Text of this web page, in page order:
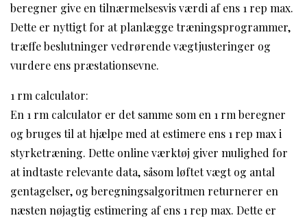
beregner give en tilnærmelsesvis værdi af ens 1 rep max.
Dette er nyttigt for at planlægge træningsprogrammer,
træffe beslutninger vedrørende vægtjusteringer og
vurdere ens præstationsevne.
1 rm calculator:
En 1 rm calculator er det samme som en 1 rm beregner
og bruges til at hjælpe med at estimere ens 1 rep max i
styrketræning. Dette online værktøj giver mulighed for
at indtaste relevante data, såsom løftet vægt og antal
gentagelser, og beregningsalgoritmen returnerer en
næsten nøjagtig estimering af ens 1 rep max. Dette er